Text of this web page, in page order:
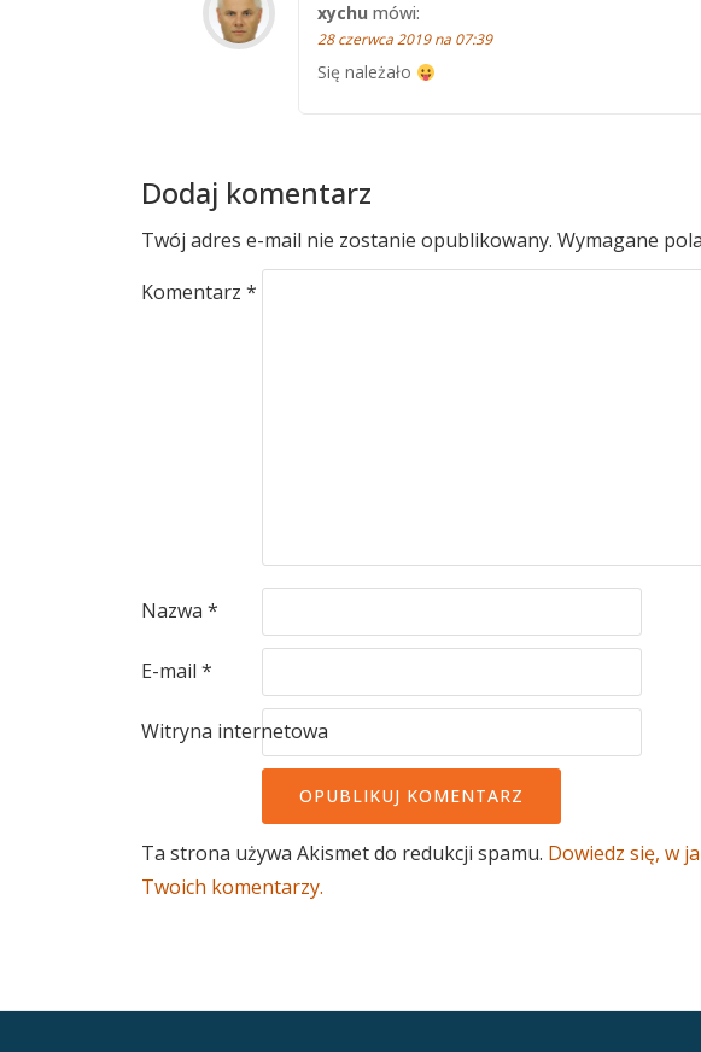
xychu mówi:
28 czerwca 2019 na 07:39
Się należało
Dodaj komentarz
Twój adres e-mail nie zostanie opublikowany. Wymagane
Komentarz *
Nazwa *
E-mail *
Witryna internetowa
Ta strona używa Akismet do redukcji spamu. Dowiedz się, w
Twoich komentarzy.